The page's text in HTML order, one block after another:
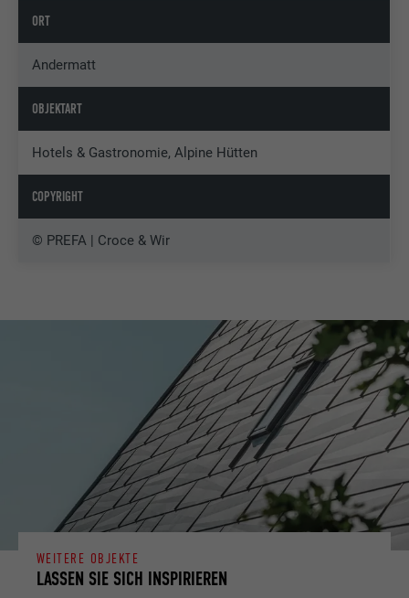
ORT
Andermatt
OBJEKTART
Hotels & Gastronomie, Alpine Hütten
COPYRIGHT
© PREFA | Croce & Wir
LASSEN SIE SICH INSPIRIEREN
WEITERE OBJEKTE